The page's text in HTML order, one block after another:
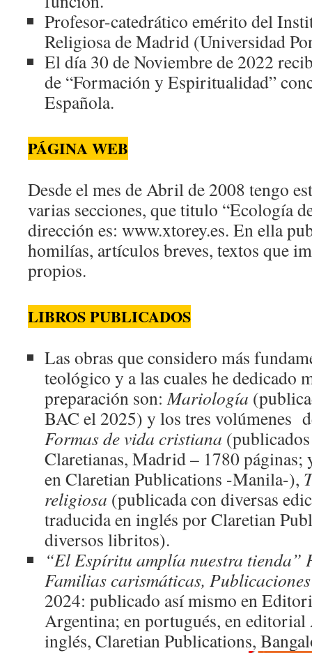
Profesor-catedrático emérito del
Religiosa de Madrid (Universidad
El día 30 de Noviembre de 2022
de “Formación y Espiritualidad”
Española.
PÁGINA WEB
Desde el mes de Abril de 2008 tengo
varias secciones, que titulo “Ecología
dirección es: www.xtorey.es. En ella
homilías, artículos breves, textos que
propios.
LIBROS PUBLICADOS
Las obras que considero más
teológico y a las cuales he dedicado
preparación son:Mariología
BAC el 2025) y los tres volúmenes
Formas de vida cristiana
Claretianas, Madrid – 1780 páginas;
en Claretian Publications -Manila-),
religiosa (publicada con diversas
traducida en inglés por Claretian
diversos libritos).
“El Espíritu amplía nuestra tienda”
Familias carismáticas,
2024: publicado así mismo en
Argentina; en portugués, en
inglés, Claretian Publications,